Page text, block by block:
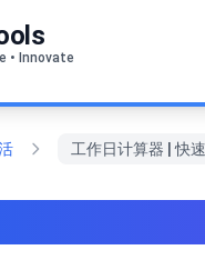
• Innovate
工作日计算器 | 快